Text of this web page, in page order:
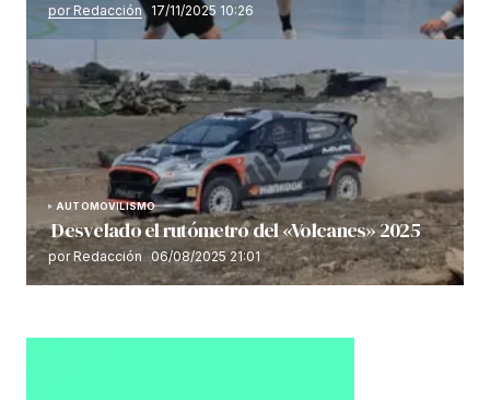
por Redacción 17/11/2025 10:26
AUTOMOVILISMO
Desvelado el rutómetro del «Volcanes» 2025
por Redacción 06/08/2025 21:01